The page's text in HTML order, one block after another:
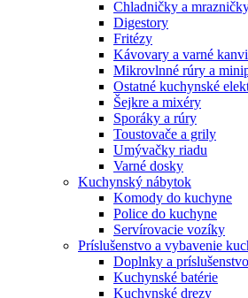
Chladničky a
Digestory
Fritézy
Kávovary a varné
Mikrovlnné rúry a
Ostatné kuchynské
Šejkre a mixéry
Sporáky a rúry
Toustovače a grily
Umývačky riadu
Varné dosky
Kuchynský nábytok
Komody do kuchyne
Police do kuchyne
Servírovacie vozíky
Príslušenstvo a vybavenie
Doplnky a
Kuchynské batérie
Kuchynské drezy